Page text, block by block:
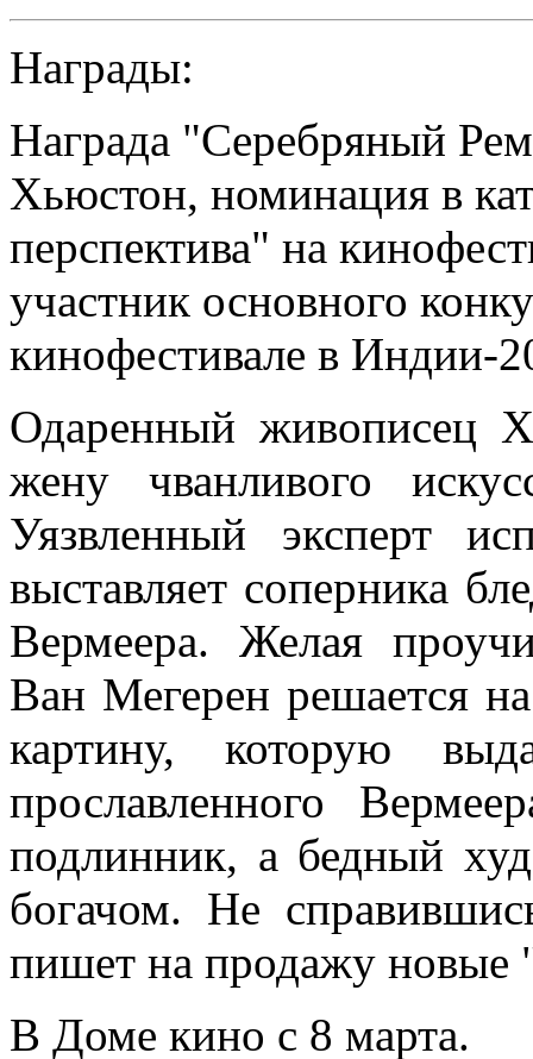
Награды:
Награда "Серебряный
Хьюстон, номинация в
перспектива" на
участник основного
кинофестивале в Индии-
Одаренный живописец
жену чванливого
Уязвленный эксперт
выставляет соперника
Вермеера. Желая
Ван Мегерен решается
картину, которую
прославленного
подлинник, а бедный
богачом. Не
пишет на продажу новые
В Доме кино с 8 марта.